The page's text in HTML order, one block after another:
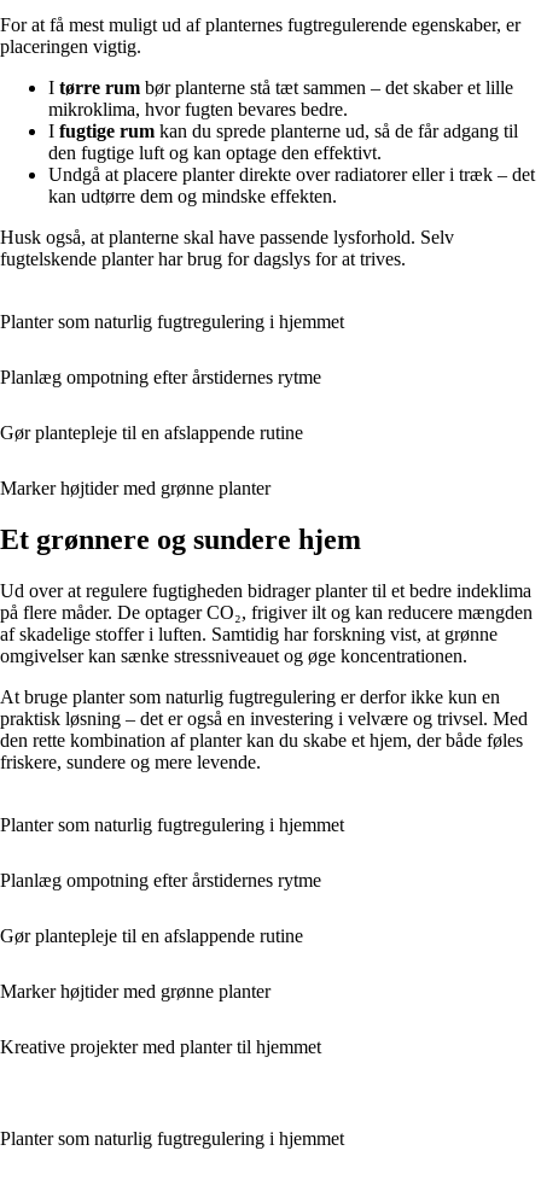
For at få mest muligt ud af planternes fugtregulerende egenskaber, er
placeringen vigtig.
I tørre rum bør planterne stå tæt sammen – det skaber et lille
mikroklima, hvor fugten bevares bedre.
I fugtige rum kan du sprede planterne ud, så de får adgang til
den fugtige luft og kan optage den effektivt.
Undgå at placere planter direkte over radiatorer eller i træk – det
kan udtørre dem og mindske effekten.
Husk også, at planterne skal have passende lysforhold. Selv
fugtelskende planter har brug for dagslys for at trives.
Planter som naturlig fugtregulering i hjemmet
Planlæg ompotning efter årstidernes rytme
Gør plantepleje til en afslappende rutine
Marker højtider med grønne planter
Et grønnere og sundere hjem
Ud over at regulere fugtigheden bidrager planter til et bedre indeklima
på flere måder. De optager CO₂, frigiver ilt og kan reducere mængden
af skadelige stoffer i luften. Samtidig har forskning vist, at grønne
omgivelser kan sænke stressniveauet og øge koncentrationen.
At bruge planter som naturlig fugtregulering er derfor ikke kun en
praktisk løsning – det er også en investering i velvære og trivsel. Med
den rette kombination af planter kan du skabe et hjem, der både føles
friskere, sundere og mere levende.
Planter som naturlig fugtregulering i hjemmet
Planlæg ompotning efter årstidernes rytme
Gør plantepleje til en afslappende rutine
Marker højtider med grønne planter
Kreative projekter med planter til hjemmet
Planter som naturlig fugtregulering i hjemmet